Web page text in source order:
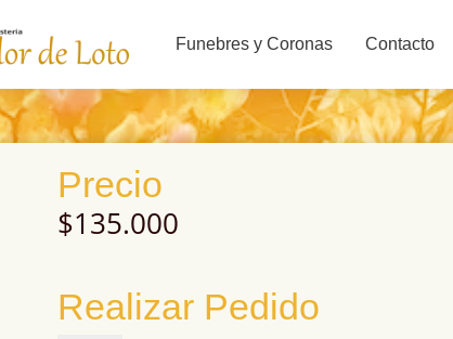
Funebres y Coronas Contacto
Precio
$135.000
Realizar Pedido